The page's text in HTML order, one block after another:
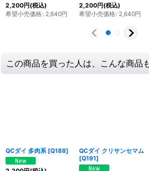
2,200円(税込)
希望小売価格: 2,640円
2,200円(税込)
希望小売価格: 2,640円
この商品を買った人は、こんな商品
QCダイ 多肉系 [Q188]
QCダイ クリサンセマム
[Q191]